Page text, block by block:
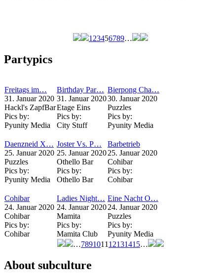
1 23456789…
Partypics
Freitags im…
31. Januar 2020
Hackl's ZapfBar
Pics by:
Pyunity Media
Birthday Par…
31. Januar 2020
Etage Eins
Pics by:
City Stuff
Bierpong Cha…
30. Januar 2020
Puzzles
Pics by:
Pyunity Media
Daenzneid X…
25. Januar 2020
Puzzles
Pics by:
Pyunity Media
Joster Vs. P…
25. Januar 2020
Othello Bar
Pics by:
Othello Bar
Barbetrieb
25. Januar 2020
Cohibar
Pics by:
Cohibar
Cohibar
24. Januar 2020
Cohibar
Pics by:
Cohibar
Ladies Night…
24. Januar 2020
Mamita
Pics by:
Mamita Club
Eine Nacht O…
24. Januar 2020
Puzzles
Pics by:
Pyunity Media
…7891011 12131415…
About subculture